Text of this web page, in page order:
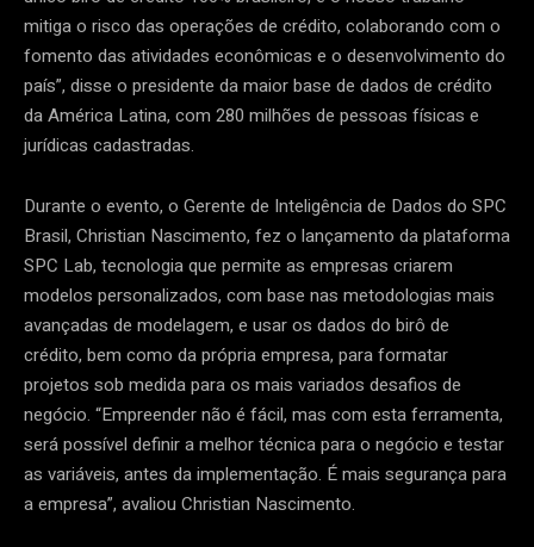
mitiga o risco das operações de crédito, colaborando com o
fomento das atividades econômicas e o desenvolvimento do
país”, disse o presidente da maior base de dados de crédito
da América Latina, com 280 milhões de pessoas físicas e
jurídicas cadastradas.
Durante o evento, o Gerente de Inteligência de Dados do SPC
Brasil, Christian Nascimento, fez o lançamento da plataforma
SPC Lab, tecnologia que permite as empresas criarem
modelos personalizados, com base nas metodologias mais
avançadas de modelagem, e usar os dados do birô de
crédito, bem como da própria empresa, para formatar
projetos sob medida para os mais variados desafios de
negócio. “Empreender não é fácil, mas com esta ferramenta,
será possível definir a melhor técnica para o negócio e testar
as variáveis, antes da implementação. É mais segurança para
a empresa”, avaliou Christian Nascimento.